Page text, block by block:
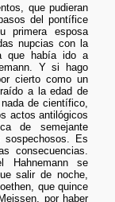
que pudieran
del pontífice
primera esposa
nupcias con la
que había ido a
Y si hago
cierto como un
a la edad de
de científico,
actos antilógicos
de semejante
Es
consecuencias.
Hahnemann se
salir de noche,
que quince
por haber